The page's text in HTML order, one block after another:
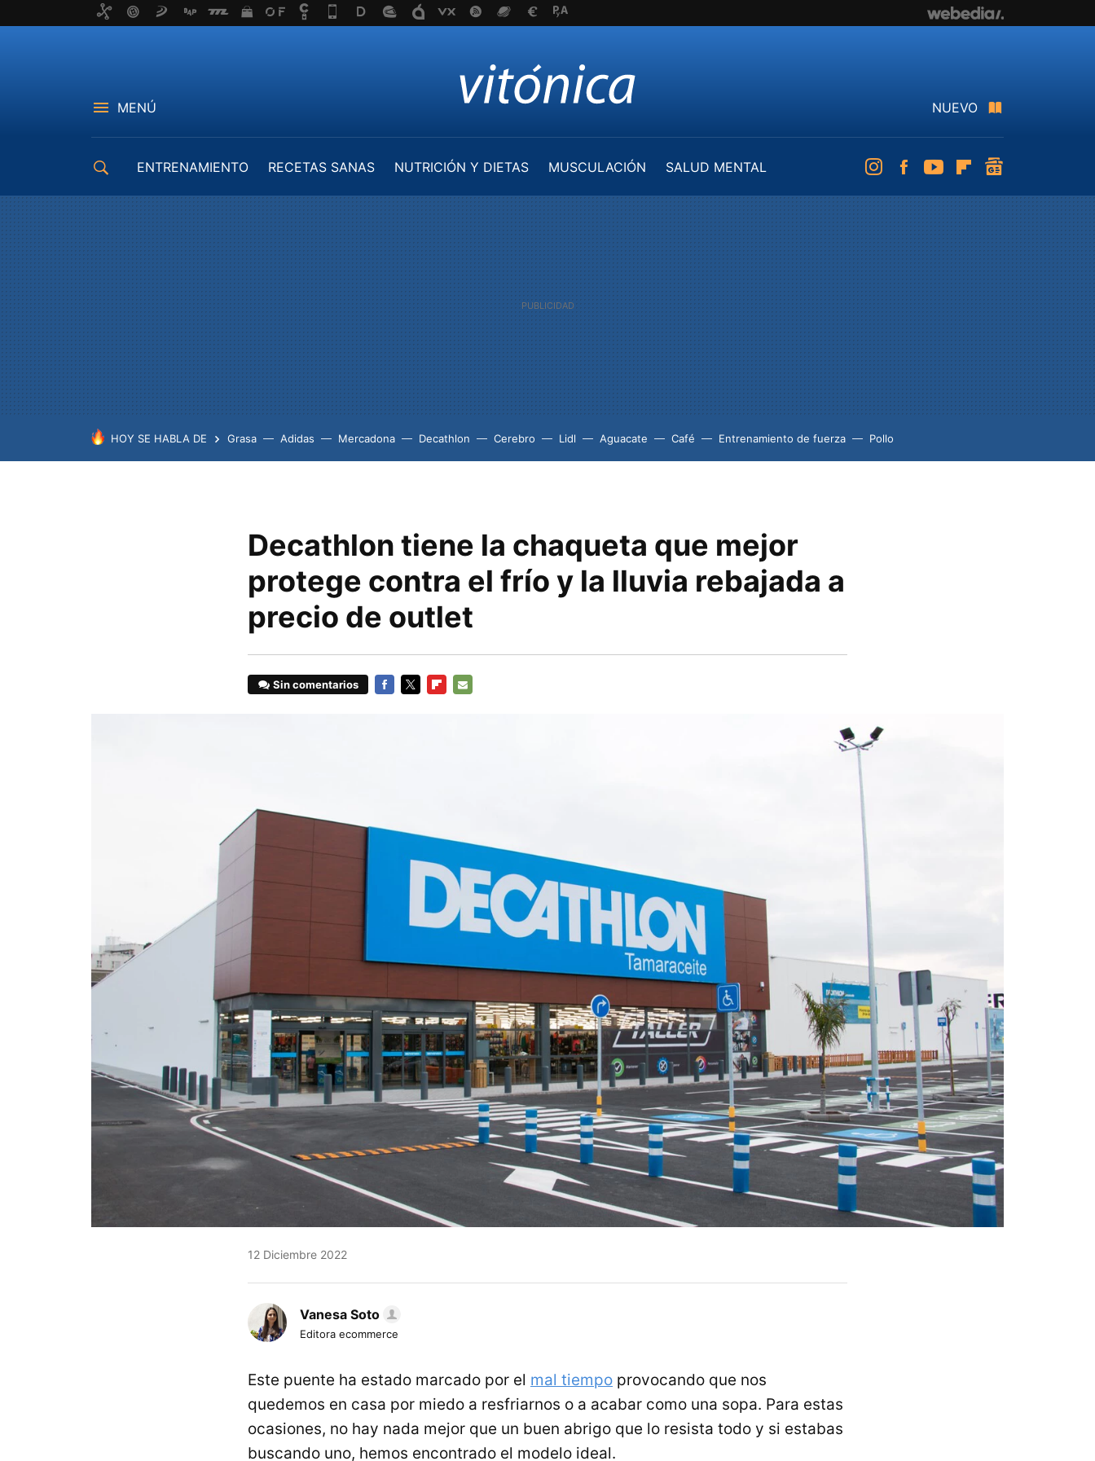
MENÚ NUEVO
ENTRENAMIENTO RECETAS SANAS NUTRICIÓN Y DIETAS MUSCULACIÓN
SALUD MENTAL
InstagramFacebookYoutubeFlipboard
HOY SE HABLA DE Grasa Adidas Mercadona Decathlon Cerebro Lidl Aguacate Café Entrenamiento de fuerza Pollo
Decathlon tiene la chaqueta que mejor
protege contra el frío y la lluvia rebajada a
precio de outlet
Sin comentarios
12 Diciembre 2022
Vanesa Soto
Editora ecommerce
Este puente ha estado marcado por el mal tiempo provocando que nos
quedemos en casa por miedo a resfriarnos o a acabar como una sopa. Para estas
ocasiones, no hay nada mejor que un buen abrigo que lo resista todo y si estabas
buscando uno, hemos encontrado el modelo ideal.